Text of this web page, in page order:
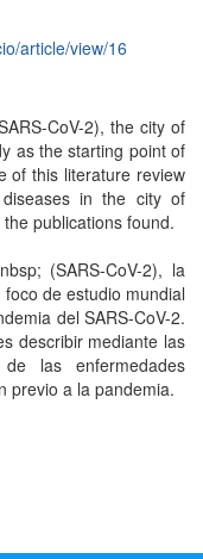
article/view/16
CoV-2), the city of
as the starting point of
of this literature review
in the city of
publications found.
(SARS-CoV-2), la
de estudio mundial
del SARS-CoV-2.
describir mediante las
las enfermedades
previo a la pandemia.